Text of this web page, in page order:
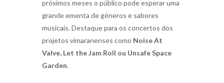
próximos meses o público pode esperar uma
grande ementa de géneros e sabores
musicais. Destaque para os concertos dos
projetos vimaranenses como Noise At
Valve, Let the Jam Roll ou Unsafe Space
Garden.